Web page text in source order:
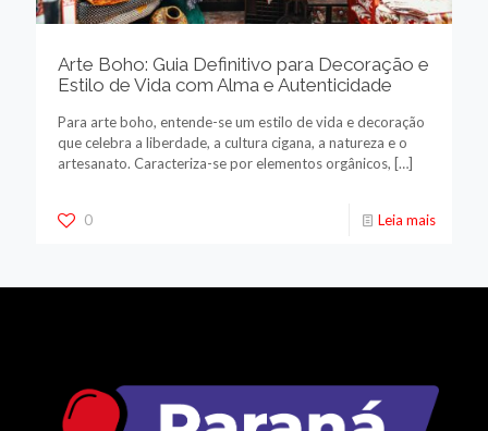
Arte Boho: Guia Definitivo para Decoração e
Estilo de Vida com Alma e Autenticidade
Para arte boho, entende-se um estilo de vida e decoração
que celebra a liberdade, a cultura cigana, a natureza e o
artesanato. Caracteriza-se por elementos orgânicos, […]
0 Leia mais